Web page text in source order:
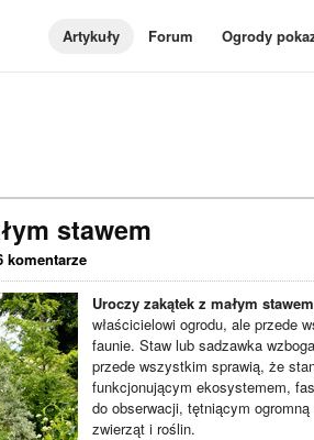
Artykuły Forum Ogrody
stawem
komentarze
Uroczy zakątek z małym stawem
właścicielowi ogrodu, ale przede
faunie. Staw lub sadzawka
przede wszystkim sprawią, że
funkcjonującym ekosystemem,
do obserwacji, tętniącym
zwierząt i roślin.